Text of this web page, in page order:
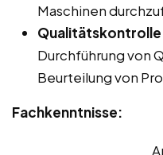
Maschinen
Durchführung von
Beurteilung von
Fachkenntnisse: